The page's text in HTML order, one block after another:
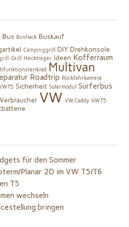
Bus Bushack Buskauf
Campinggrill DIY Drehkonsole
Grill Heckträger Ideen Kofferraum
Multivan
Roadtrip Rückfahrkamera
T5 Sicherheit Solarmodul Surferbus
Verbraucher VW VW Caddy VW T5
für den Sommer
Planar 2D im VW T5/T6
T5
wechseln
bringen